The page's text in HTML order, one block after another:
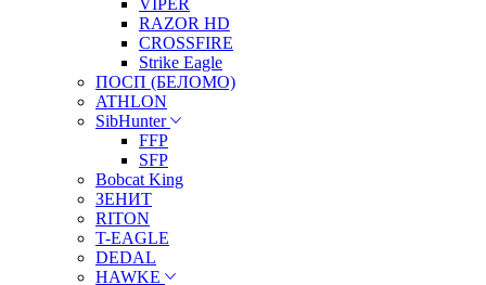
RAZOR HD
CROSSFIRE
Strike Eagle
ПОСП (БЕЛОМО)
ATHLON
SibHunter
FFP
SFP
Bobcat King
ЗЕНИТ
RITON
T-EAGLE
DEDAL
HAWKE